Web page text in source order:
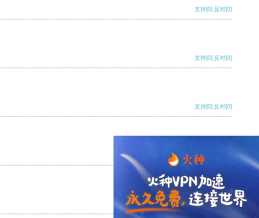
支持[0] 反对[0]
支持[0] 反对[0]
支持[0] 反对[0]
支持
支持[0] 反对[0]